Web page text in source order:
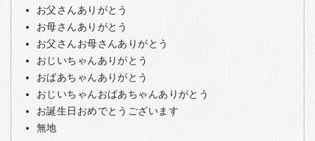
お父さんありがとう
お母さんありがとう
お父さんお母さんありがとう
おじいちゃんありがとう
おばあちゃんありがとう
おじいちゃんおばあちゃんありがとう
お誕生日おめでとうございます
無地